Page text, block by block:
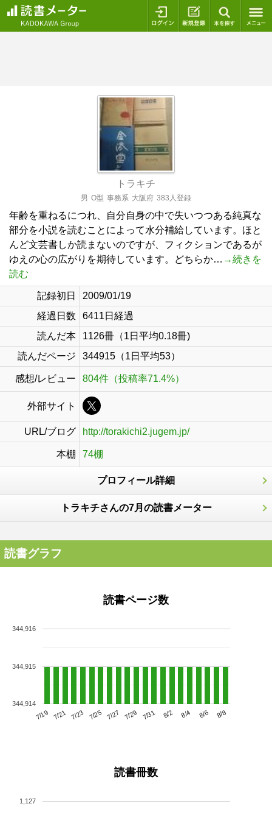
ログイン 新規登録
トラキチ
男 O型 事務系 大阪府 383人登録
年齢を重ねるにつれ、自分自身の中で失いつつある純真な
部分を小説を読むことによって水分補給しています。ほと
んど文芸書しか読まないのですが、フィクションであるが
ゆえの心の広がりを期待しています。どちらか… →続きを
読む
記録初日
2009/01/19
経過日数
6411日経過
読んだ本
1126冊（1日平均0.18冊)
読んだページ
344915（1日平均53）
感想/レビュー 804件（投稿率71.4%）
外部サイト
URL/ブログ http://torakichi2.jugem.jp/
本棚 74棚
プロフィール詳細
トラキチさんの7月の読書メーター
読書グラフ
読書ページ数
7/19 7/21 7/23 7/25 7/27 7/29 7/31 8/2 8/4 8/6 8/8
344,914
344,915
344,916
読書冊数
1,127